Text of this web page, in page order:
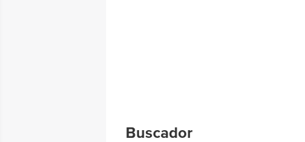
Buscador